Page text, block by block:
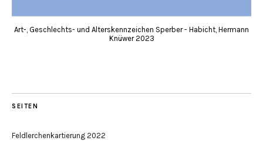
Art-, Geschlechts- und Alterskennzeichen Sperber - Habicht, Hermann
Knüwer 2023
SEITEN
Feldlerchenkartierung 2022